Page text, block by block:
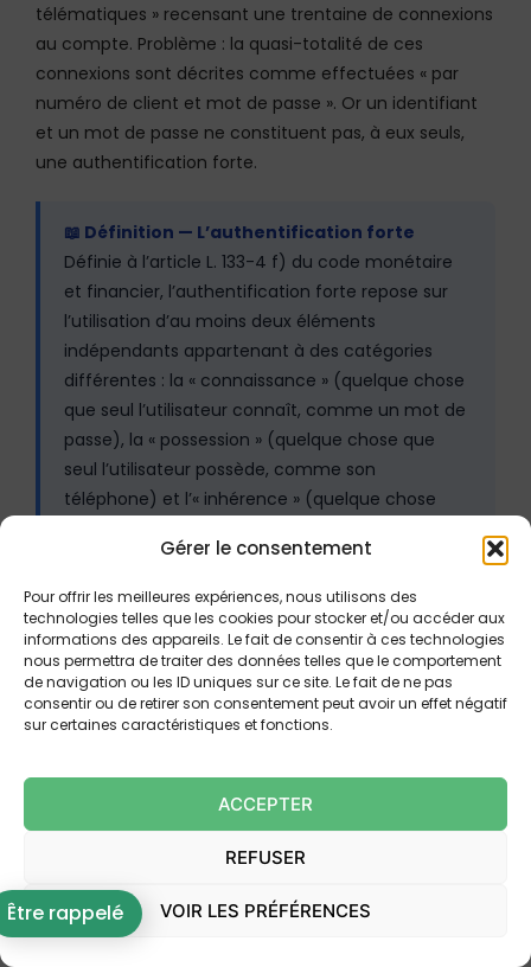
Gérer le consentement
Pour offrir les meilleures expériences, nous utilisons des
technologies telles que les cookies pour stocker et/ou accéder aux
informations des appareils. Le fait de consentir à ces technologies
nous permettra de traiter des données telles que le comportement
de navigation ou les ID uniques sur ce site. Le fait de ne pas
consentir ou de retirer son consentement peut avoir un effet négatif
sur certaines caractéristiques et fonctions.
ACCEPTER
REFUSER
VOIR LES PRÉFÉRENCES
télématiques » recensant une trentaine de connexions
au compte. Problème : la quasi-totalité de ces
connexions sont décrites comme effectuées « par
numéro de client et mot de passe ». Or un identifiant
et un mot de passe ne constituent pas, à eux seuls,
une authentification forte.
📖 Définition — L’authentification forte
Définie à l’article L. 133-4 f) du code monétaire
et financier, l’authentification forte repose sur
l’utilisation d’au moins deux éléments
indépendants appartenant à des catégories
différentes : la « connaissance » (quelque chose
que seul l’utilisateur connaît, comme un mot de
passe), la « possession » (quelque chose que
seul l’utilisateur possède, comme son
téléphone) et l’« inhérence » (quelque chose
L’indépendance signifie que la compromission
de l’un ne remet pas en cause les autres.
L’article L. 133-44 du code monétaire et financier
impose à la banque d’appliquer cette authentification
forte dans trois situations : lorsque le payeur accède à
opération de paiement électronique, et lorsqu’il
exécute une opération par un moyen de
communication à distance susceptible de comporter
📖 Définition — Les RTS (Regulatory Technical
Être rappelé